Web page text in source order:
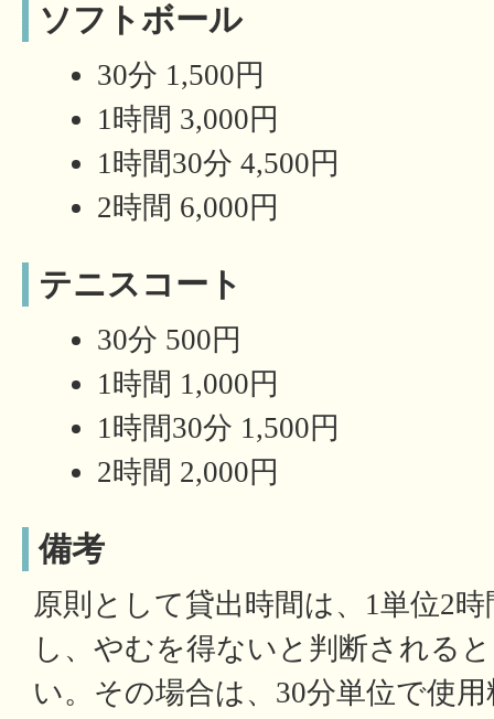
ソフトボール
30分 1,500円
1時間 3,000円
1時間30分 4,500円
2時間 6,000円
テニスコート
30分 500円
1時間 1,000円
1時間30分 1,500円
2時間 2,000円
備考
原則として貸出時間は、1単位2
し、やむを得ないと判断される
い。その場合は、30分単位で使